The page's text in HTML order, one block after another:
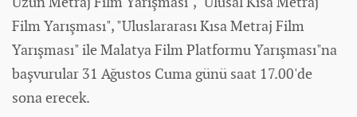
Film Yarışması", "Uluslararası Kısa Metraj Film
Yarışması" ile Malatya Film Platformu Yarışması"na
başvurular 31 Ağustos Cuma günü saat 17.00'de
sona erecek.